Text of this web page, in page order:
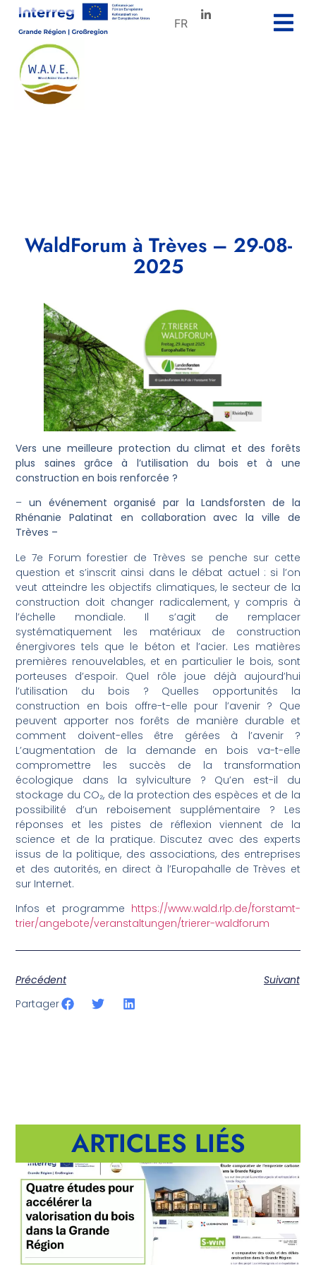
FR
WaldForum à Trèves – 29-08-
2025
Vers une meilleure protection du climat et des forêts
plus saines grâce à l’utilisation du bois et à une
construction en bois renforcée ?
–un événement organisé par la Landsforsten de la
Rhénanie Palatinat en collaboration avec la ville de
Trèves –
Le 7e Forum forestier de Trèves se penche sur cette
question et s’inscrit ainsi dans le débat actuel : si l’on
veut atteindre les objectifs climatiques, le secteur de la
construction doit changer radicalement, y compris à
l’échelle mondiale. Il s’agit de remplacer
systématiquement les matériaux de construction
énergivores tels que le béton et l’acier. Les matières
premières renouvelables, et en particulier le bois, sont
porteuses d’espoir. Quel rôle joue déjà aujourd’hui
l’utilisation du bois ? Quelles opportunités la
construction en bois offre-t-elle pour l’avenir ? Que
peuvent apporter nos forêts de manière durable et
comment doivent-elles être gérées à l’avenir ?
L’augmentation de la demande en bois va-t-elle
compromettre les succès de la transformation
écologique dans la sylviculture ? Qu’en est-il du
stockage du CO₂, de la protection des espèces et de la
possibilité d’un reboisement supplémentaire ? Les
réponses et les pistes de réflexion viennent de la
science et de la pratique. Discutez avec des experts
issus de la politique, des associations, des entreprises
et des autorités, en direct à l’Europahalle de Trèves et
sur Internet.
Infos et programme https://www.wald.rlp.de/forstamt-
trier/angebote/veranstaltungen/trierer-waldforum
Précédent
Suivant
Partager
ARTICLES LIÉS